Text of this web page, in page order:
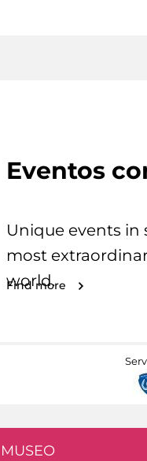
Eventos
Unique events in
most
world.
Find more
MUSEO